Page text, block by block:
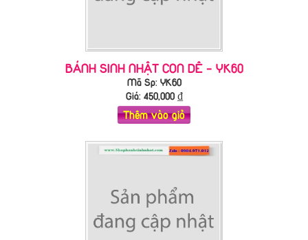
BÁNH SINH NHẬT CON DÊ - YK60
Mã Sp: YK60
Giá: 450,000₫
Thêm vào giỏ